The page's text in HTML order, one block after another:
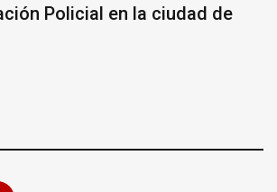
Policial en la ciudad de